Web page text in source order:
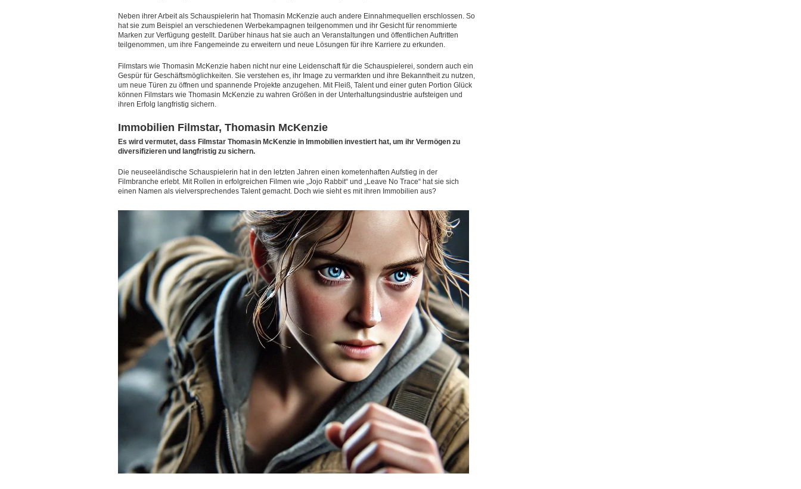
Neben ihrer Arbeit als Schauspielerin hat Thomasin McKenzie auch andere Einnahmequellen erschlossen. So
hat sie zum Beispiel an verschiedenen Werbekampagnen teilgenommen und ihr Gesicht für renommierte
Marken zur Verfügung gestellt. Darüber hinaus hat sie auch an Veranstaltungen und öffentlichen Auftritten
teilgenommen, um ihre Fangemeinde zu erweitern und neue Lösungen für ihre Karriere zu erkunden.
Filmstars wie Thomasin McKenzie haben nicht nur eine Leidenschaft für die Schauspielerei, sondern auch ein
Gespür für Geschäftsmöglichkeiten. Sie verstehen es, ihr Image zu vermarkten und ihre Bekanntheit zu nutzen,
um neue Türen zu öffnen und spannende Projekte anzugehen. Mit Fleiß, Talent und einer guten Portion Glück
können Filmstars wie Thomasin McKenzie zu wahren Größen in der Unterhaltungsindustrie aufsteigen und
ihren Erfolg langfristig sichern.
Immobilien Filmstar, Thomasin McKenzie
Es wird vermutet, dass Filmstar Thomasin McKenzie in Immobilien investiert hat, um ihr Vermögen zu
diversifizieren und langfristig zu sichern.
Die neuseeländische Schauspielerin hat in den letzten Jahren einen kometenhaften Aufstieg in der
Filmbranche erlebt. Mit Rollen in erfolgreichen Filmen wie „Jojo Rabbit“ und „Leave No Trace“ hat sie sich
einen Namen als vielversprechendes Talent gemacht. Doch wie sieht es mit ihren Immobilien aus?